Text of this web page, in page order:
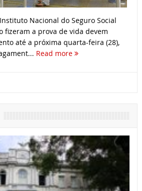
Nacional do Seguro Social
fizeram a prova de vida devem
até a próxima quarta-feira (28),
Read more